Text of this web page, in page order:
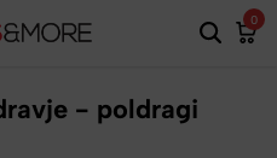
0
- poldragi